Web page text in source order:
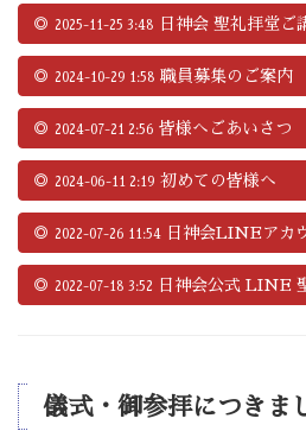
◎ 2025-11-25 3:48 日神会 聖礼拝堂ご
◎ 2024-10-29 1:58 職員募集のご案内
◎ 2024-07-21 2:56 皆様へごあいさつ
◎ 2024-06-11 2:19 初めての皆様へ
◎ 2022-07-26 11:54 日神会LINEアカ
◎ 2022-07-18 3:52 日神会公式 LINE
儀式・御参拝につきま